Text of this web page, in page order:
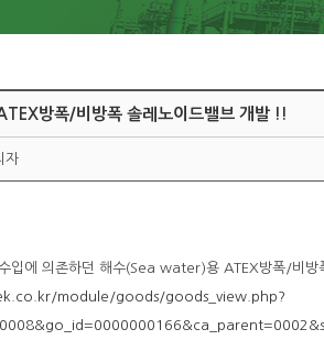
방폭/비방폭 솔레노이드밸브 개발 !!
자
입에 의존하던 해수(Sea water)용 ATEX방폭/비방
module/goods/goods_view.php?